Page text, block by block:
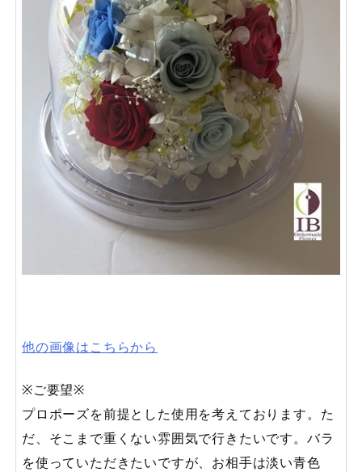
他の画像はこちらから
※ご要望※
プロポーズを前提とした使用を考えております。た
だ、そこまで重くない雰囲気で行きたいです。バラ
を使っていただきたいですが、お相手は淡い青色